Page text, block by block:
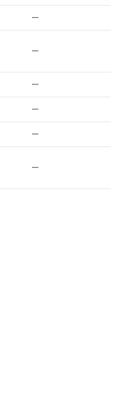
—
—
—
—
—
—